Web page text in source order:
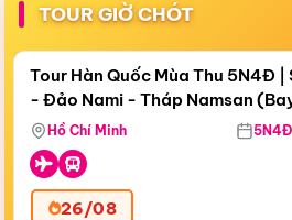
TOUR GIỜ CHÓT
Còn18 ngày 11:17:55
Bay Sun Phuquoc Airways
Tour Hàn Quốc Mùa Thu 5N4Đ
- Đảo Nami - Tháp Namsan
Airways)
Hồ Chí Minh 5N4Đ
26/08